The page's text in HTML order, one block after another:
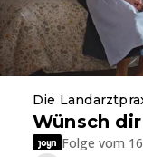
Die
Wünsch
Folge vom